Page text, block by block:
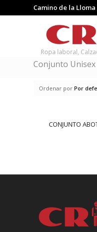
Camino de la
Ropa laboral,
Conjunto Unisex
Ordenar por Por
CONJUNTO